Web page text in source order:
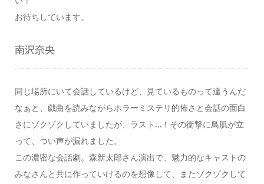
お待ちしています。
南沢奈央
同じ場所にいて会話しているけど、見ているものって違うんだ
なぁと、戯曲を読みながらホラーミステリ的怖さと会話の面白
さにゾクゾクしていましたが、ラスト…！その衝撃に鳥肌が立
って、つい声が漏れました。
この濃密な会話劇。森新太郎さん演出で、魅力的なキャストの
みなさんと共に作っていけるのを想像して、またゾクゾクして